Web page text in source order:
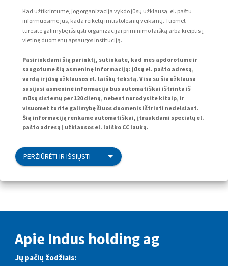
Kad užtikrintume, jog organizacija vykdo jūsų užklausą, el. paštu
informuosime jus, kada reikėtų imtis tolesnių veiksmų. Tuomet
turėsite galimybę išsiųsti organizacijai priminimo laišką arba kreiptis į
vietinę duomenų apsaugos instituciją.
Pasirinkdami šią parinktį, sutinkate, kad mes apdorotume ir
saugotume šią asmeninę informaciją: jūsų el. pašto adresą,
vardą ir jūsų užklausos el. laiškų tekstą. Visa su šia užklausa
susijusi asmeninė informacija bus automatiškai ištrinta iš
mūsų sistemų per 120 dienų, nebent nurodysite kitaip, ir
visuomet turite galimybę šiuos duomenis ištrinti nedelsiant.
Šią informaciją renkame automatiškai, įtraukdami specialų el.
pašto adresą į užklausos el. laiško CC lauką.
PERŽIŪRĖTI IR IŠSIŲSTI
Apie Indus holding ag
Jų pačių žodžiais: